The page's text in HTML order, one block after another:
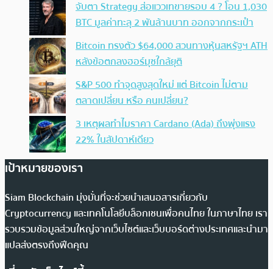
จับตา Strategy ส่อแววเทขายรอบ 4 ? โอน 1,030
BTC มูลค่าทะลุ 2 พันล้านบาท ออกจากกระเป๋า
Bitcoin ทรงตัว $64,000 สวนทางหุ้นสหรัฐฯ ATH
หลังข้อตกลงฮอร์มุซใกล้ยุติ
S&P 500 ทำจุดสูงสุดใหม่ แต่ Bitcoin ไม่ตาม
ตลาดเปลี่ยน หรือ คนเปลี่ยน?
3 เหตุผลทำไมราคา Cardano (Ada) ถึงพุ่งแรง
22% ในสัปดาห์เดียว
เป้าหมายของเรา
Siam Blockchain มุ่งมั่นที่จะช่วยนำเสนอสารเกี่ยวกับ
Cryptocurrency และเทคโนโลยีบล็อกเชนเพื่อคนไทย ในภาษาไทย เรา
รวบรวมข้อมูลส่วนใหญ่จากเว็บไซต์และเว็บบอร์ดต่างประเทศและนำมา
แปลส่งตรงถึงฟีดคุณ